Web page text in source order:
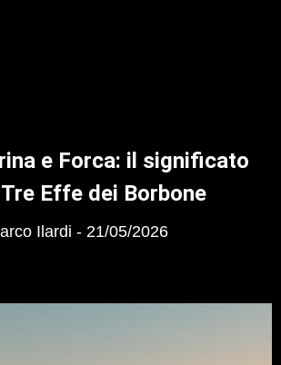
e Forca: il significato
Effe dei Borbone
Ilardi 21/05/2026